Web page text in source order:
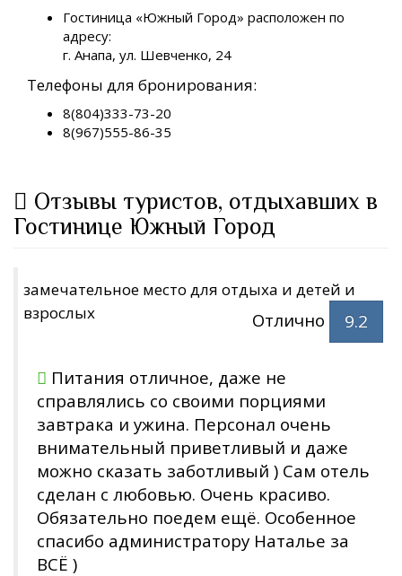
Гостиница «Южный Город» расположен по
адресу:
г. Анапа, ул. Шевченко, 24
Телефоны для бронирования:
8(804)333-73-20
8(967)555-86-35
Отзывы туристов, отдыхавших в
Гостинице Южный Город
замечательное место для отдыха и детей и
взрослых
Отлично 9.2
Питания отличное, даже не
справлялись со своими порциями
завтрака и ужина. Персонал очень
внимательный приветливый и даже
можно сказать заботливый ) Сам отель
сделан с любовью. Очень красиво.
Обязательно поедем ещё. Особенное
спасибо администратору Наталье за
ВСЁ )